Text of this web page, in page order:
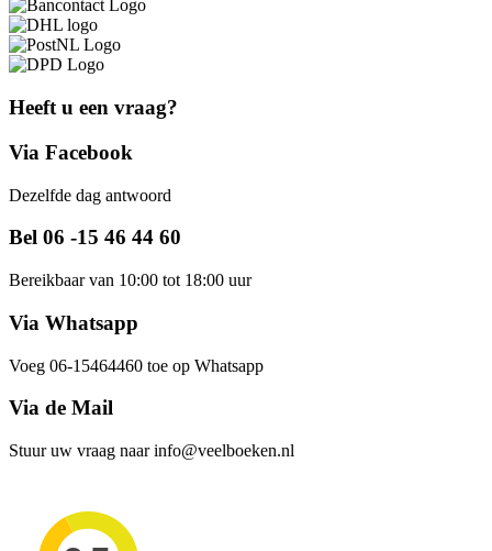
Heeft u een vraag?
Via Facebook
Dezelfde dag antwoord
Bel 06 -15 46 44 60
Bereikbaar van 10:00 tot 18:00 uur
Via Whatsapp
Voeg 06-15464460 toe op Whatsapp
Via de Mail
Stuur uw vraag naar info@veelboeken.nl